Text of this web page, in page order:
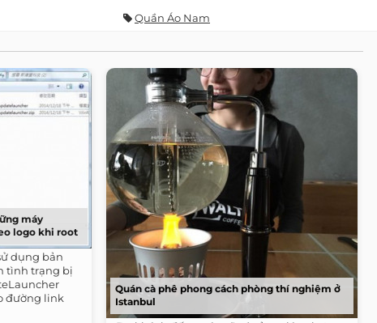
Quần Áo Nam
máy
logo khi root
dụng bản
tình trạng bị
đường link
Quán cà phê phong cách phòng thí nghiệm ở
Istanbul